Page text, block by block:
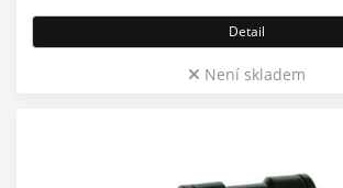
Detail
Není skladem